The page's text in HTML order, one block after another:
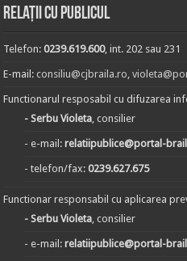
Relații cu publicul
Telefon:0239.619.600, int. 202 sau 231
E-mail:consiliu@cjbraila.ro ,
Functionarul resposabil cu difuzarea
- Serbu Violeta , consilier
- e-mail:relatiipublice@portal-
- telefon/fax:0239.627.675
Functionar responsabil cu aplicarea
- Serbu Violeta , consilier
- e-mail:relatiipublice@portal-